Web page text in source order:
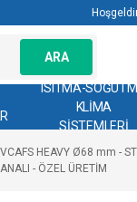
ARA
ISITMA-
KLİMA
SİSTEMLERİ
HEAVY Ø68 mm -
- ÖZEL ÜRETİM